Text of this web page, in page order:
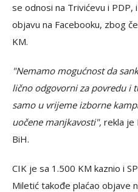
se odnosi na Trivićevu i
objavu na Facebooku, zbog
KM.
"Nemamo mogućnost da
lično odgovorni za povredu i
samo u vrijeme izborne
uočene manjkavosti", rekla je
BiH.
CIK je sa 1.500 KM kaznio i
Miletić takođe plaćao objave